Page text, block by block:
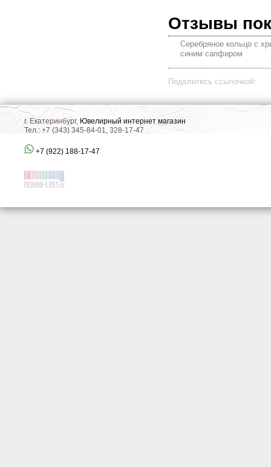
Отзывы
Серебряное кольцо с
синим сапфиром
Поделитесь ссылочкой:
г. Екатеринбург, Ювелирный интернет магазин
Тел.: +7 (343) 345-84-01, 328-17-47
+7 (922) 188-17-47